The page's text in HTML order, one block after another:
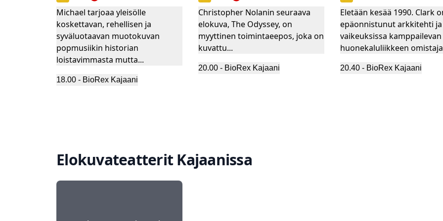
Michael tarjoaa yleisölle
koskettavan, rehellisen ja
syväluotaavan muotokuvan
popmusiikin historian
loistavimmasta mutta...
18.00 - BioRex Kajaani
Christopher Nolanin seuraava
elokuva, The Odyssey, on
myyttinen toimintaeepos, joka on
kuvattu...
20.00 - BioRex Kajaani
Eletään kesää 1990. Clark
epäonnistunut arkkitehti ja
vaikeuksissa kamppailevan
huonekaluliikkeen
20.40 - BioRex Kajaani
Elokuvateatterit Kajaanissa